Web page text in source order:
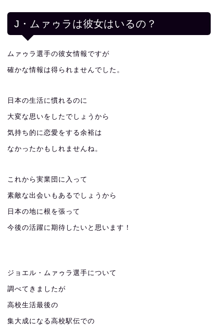
J・ムァゥラは彼女はいるの？
ムァゥラ選手の彼女情報ですが
確かな情報は得られませんでした。
日本の生活に慣れるのに
大変な思いをしたでしょうから
気持ち的に恋愛をする余裕は
なかったかもしれませんね。
これから実業団に入って
素敵な出会いもあるでしょうから
日本の地に根を張って
今後の活躍に期待したいと思います！
ジョエル・ムァゥラ選手について
調べてきましたが
高校生活最後の
集大成になる高校駅伝での